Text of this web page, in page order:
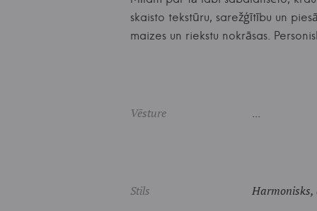
skaisto tekstūru, sarežģītību un
maizes un riekstu nokrāsas.
Vēsture ...
Stils Harmonisks,